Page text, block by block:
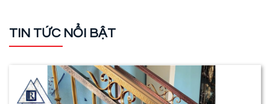
TIN TỨC NỔI BẬT